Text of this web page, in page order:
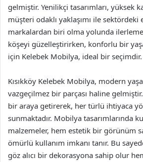
gelmiştir. Yenilikçi tasarımları, yüksek
müşteri odaklı yaklaşımı ile sektördeki
markalardan biri olma yolunda
köşeyi güzelleştirirken, konforlu bir
için Kelebek Mobilya, ideal bir seçimdir.
Kısıkköy Kelebek Mobilya, modern
vazgeçilmez bir parçası haline gelmiştir.
bir araya getirerek, her türlü ihtiyaca
sunmaktadır. Mobilya tasarımlarında
malzemeler, hem estetik bir görünüm
ömürlü kullanım imkanı tanır. Bu
göz alıcı bir dekorasyona sahip olur